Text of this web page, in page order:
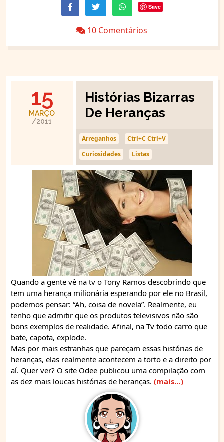
Save
10 Comentários
15
MARÇO
/2011
Histórias Bizarras
De Heranças
Arreganhos
Ctrl+C Ctrl+V
Curiosidades
Listas
Quando a gente vê na tv o Tony Ramos descobrindo que
tem uma herança milionária esperando por ele no Brasil,
podemos pensar: “Ah, coisa de novela”. Realmente, eu
tenho que admitir que os produtos televisivos não são
bons exemplos de realidade. Afinal, na Tv todo carro que
bate, capota, explode.
Mas por mais estranhas que pareçam essas histórias de
heranças, elas realmente acontecem a torto e a direito por
aí. Quer ver? O site Odee publicou uma compilação com
as dez mais loucas histórias de heranças. (mais…)